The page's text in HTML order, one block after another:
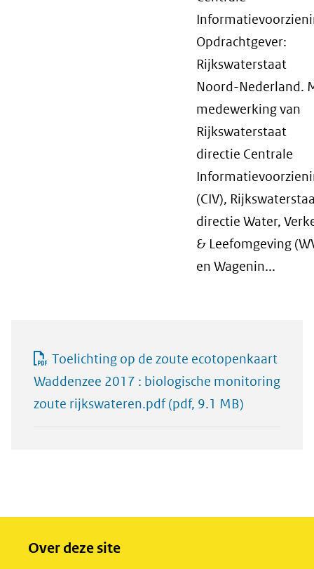
Opdrachtgever:
Rijkswaterstaat
Noord-Nederland.
medewerking van
Rijkswaterstaat
directie Centrale
(CIV),
directie Water,
& Leefomgeving
en Wagenin...
Toelichting op de zoute ecotopenkaart
Waddenzee 2017 : biologische monitoring
zoute rijkswateren.pdf(pdf, 9.1 MB)
Over deze site